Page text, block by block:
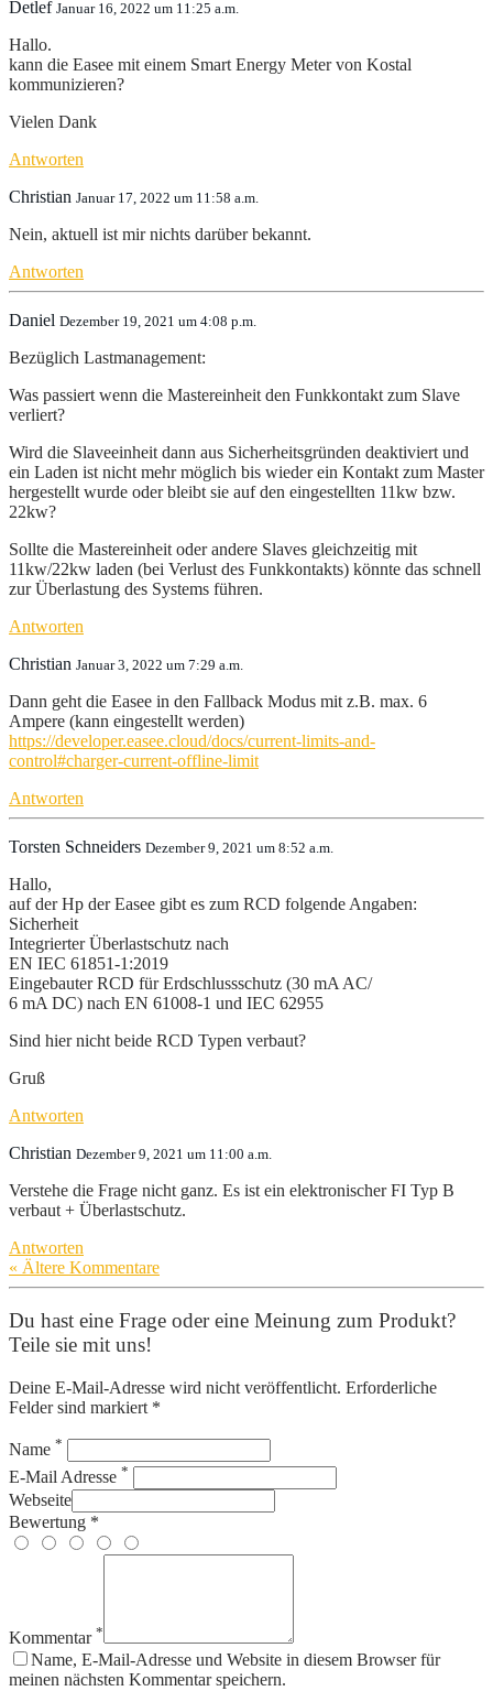
Detlef Januar 16, 2022 um 11:25 a.m.
Hallo.
kann die Easee mit einem Smart Energy Meter von Kostal
kommunizieren?
Vielen Dank
Antworten
Christian Januar 17, 2022 um 11:58 a.m.
Nein, aktuell ist mir nichts darüber bekannt.
Antworten
Daniel Dezember 19, 2021 um 4:08 p.m.
Bezüglich Lastmanagement:
Was passiert wenn die Mastereinheit den Funkkontakt zum Slave
verliert?
Wird die Slaveeinheit dann aus Sicherheitsgründen deaktiviert und
ein Laden ist nicht mehr möglich bis wieder ein Kontakt zum Master
hergestellt wurde oder bleibt sie auf den eingestellten 11kw bzw.
22kw?
Sollte die Mastereinheit oder andere Slaves gleichzeitig mit
11kw/22kw laden (bei Verlust des Funkkontakts) könnte das schnell
zur Überlastung des Systems führen.
Antworten
Christian Januar 3, 2022 um 7:29 a.m.
Dann geht die Easee in den Fallback Modus mit z.B. max. 6
Ampere (kann eingestellt werden)
https://developer.easee.cloud/docs/current-limits-and-
control#charger-current-offline-limit
Antworten
Torsten Schneiders Dezember 9, 2021 um 8:52 a.m.
Hallo,
auf der Hp der Easee gibt es zum RCD folgende Angaben:
Sicherheit
Integrierter Überlastschutz nach
EN IEC 61851-1:2019
Eingebauter RCD für Erdschlussschutz (30 mA AC/
6 mA DC) nach EN 61008-1 und IEC 62955
Sind hier nicht beide RCD Typen verbaut?
Gruß
Antworten
Christian Dezember 9, 2021 um 11:00 a.m.
Verstehe die Frage nicht ganz. Es ist ein elektronischer FI Typ B
verbaut + Überlastschutz.
Antworten
« Ältere Kommentare
Du hast eine Frage oder eine Meinung zum Produkt?
Teile sie mit uns!
Deine E-Mail-Adresse wird nicht veröffentlicht. Erforderliche
Felder sind markiert *
Name *
E-Mail Adresse *
Webseite
Bewertung *
Kommentar *
Name, E-Mail-Adresse und Website in diesem Browser für
meinen nächsten Kommentar speichern.